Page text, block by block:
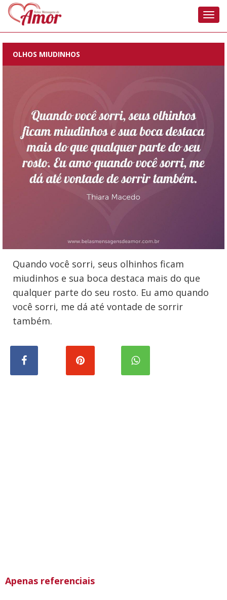
OLHOS MIUDINHOS
Quando você sorri, seus olhinhos ficam
miudinhos e sua boca destaca mais do que
qualquer parte do seu rosto. Eu amo quando
você sorri, me dá até vontade de sorrir
também.
Apenas referenciais